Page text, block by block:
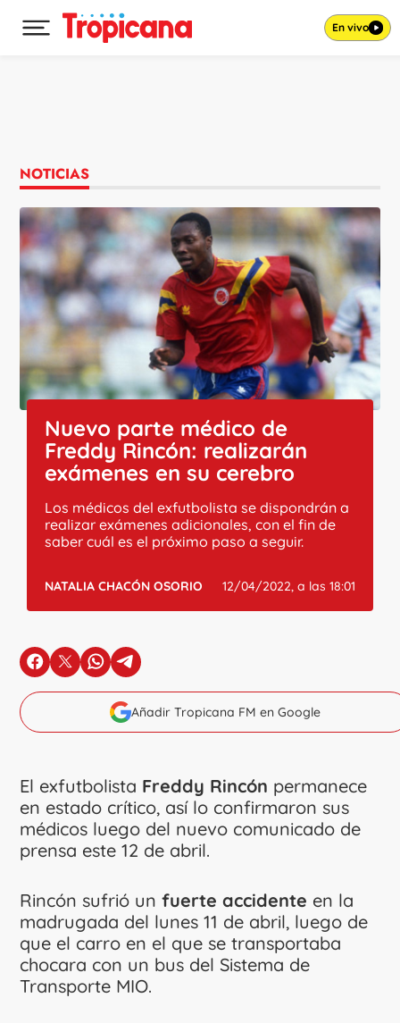
Desplegar menú principal En vivo
NOTICIAS
Nuevo parte médico de
Freddy Rincón: realizarán
exámenes en su cerebro
Los médicos del exfutbolista se dispondrán a
realizar exámenes adicionales, con el fin de
saber cuál es el próximo paso a seguir.
NATALIA CHACÓN OSORIO 12/04/2022, a las 18:01
en Facebook
en Xen Whatsapp
en Telegram
Añadir Tropicana FM en Google
El exfutbolista Freddy Rincón permanece
en estado crítico, así lo confirmaron sus
médicos luego del nuevo comunicado de
prensa este 12 de abril.
Rincón sufrió unfuerte accidente en la
madrugada del lunes 11 de abril, luego de
que el carro en el que se transportaba
chocara con un bus del Sistema de
Transporte MIO.